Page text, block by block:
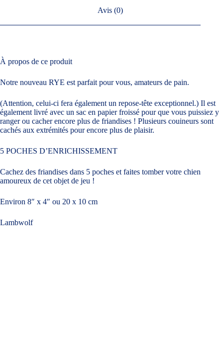
Avis (0)
À propos de ce produit
Notre nouveau RYE est parfait pour vous, amateurs de pain.
(Attention, celui-ci fera également un repose-tête exceptionnel.) Il est
également livré avec un sac en papier froissé pour que vous puissiez y
ranger ou cacher encore plus de friandises ! Plusieurs couineurs sont
cachés aux extrémités pour encore plus de plaisir.
5 POCHES D’ENRICHISSEMENT
Cachez des friandises dans 5 poches et faites tomber votre chien
amoureux de cet objet de jeu !
Environ 8″ x 4″ ou 20 x 10 cm
Lambwolf